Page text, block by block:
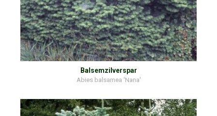
Balsemzilverspar
Abies balsamea 'Nana'